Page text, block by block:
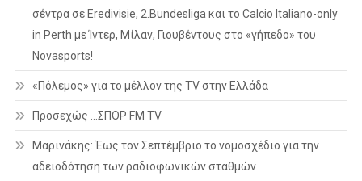
σέντρα σε Eredivisie, 2.Bundesliga και το Calcio Italiano-only
in Perth με Ίντερ, Μίλαν, Γιουβέντους στο «γήπεδο» του
Novasports!
«Πόλεμος» για το μέλλον της TV στην Ελλάδα
Προσεχώς …ΣΠΟΡ FM TV
Μαρινάκης: Έως τον Σεπτέμβριο το νομοσχέδιο για την
αδειοδότηση των ραδιοφωνικών σταθμών